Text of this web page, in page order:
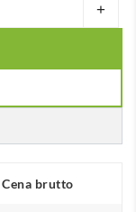
+
Cena brutto